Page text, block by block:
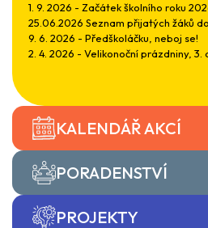
1. 9. 2026 - Začátek školního roku
25.06.2026 Seznam přijatých žáků
9. 6. 2026 - Předškoláčku, neboj se!
2. 4. 2026 - Velikonoční prázdniny,
KALENDÁŘ AKCÍ
PORADENSTVÍ
PROJEKTY